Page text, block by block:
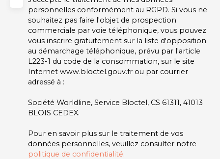
personnelles conformément au RGPD. Si vous ne
souhaitez pas faire l'objet de prospection
commerciale par voie téléphonique, vous pouvez
vous inscrire gratuitement sur la liste d'opposition
au démarchage téléphonique, prévu par l'article
L223-1 du code de la consommation, sur le site
Internet www.bloctel.gouv.fr ou par courrier
adressé à :
Société Worldline, Service Bloctel, CS 61311, 41013
BLOIS CEDEX.
Pour en savoir plus sur le traitement de vos
données personnelles, veuillez consulter notre
politique de confidentialité.